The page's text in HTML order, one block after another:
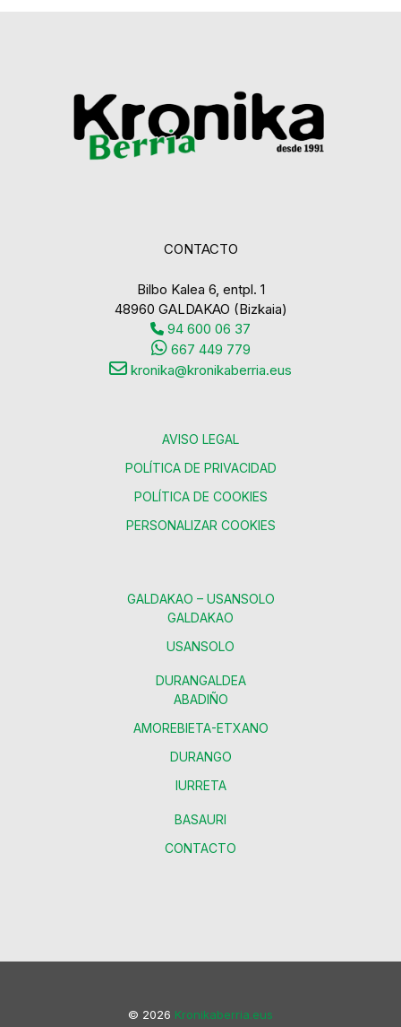
CONTACTO
Bilbo Kalea 6, entpl. 1
48960 GALDAKAO (Bizkaia)
94 600 06 37
667 449 779
kronika@kronikaberria.eus
AVISO LEGAL
POLÍTICA DE PRIVACIDAD
POLÍTICA DE COOKIES
PERSONALIZAR COOKIES
GALDAKAO – USANSOLO
GALDAKAO
USANSOLO
DURANGALDEA
ABADIÑO
AMOREBIETA-ETXANO
DURANGO
IURRETA
BASAURI
CONTACTO
© 2026 Kronikaberria.eus